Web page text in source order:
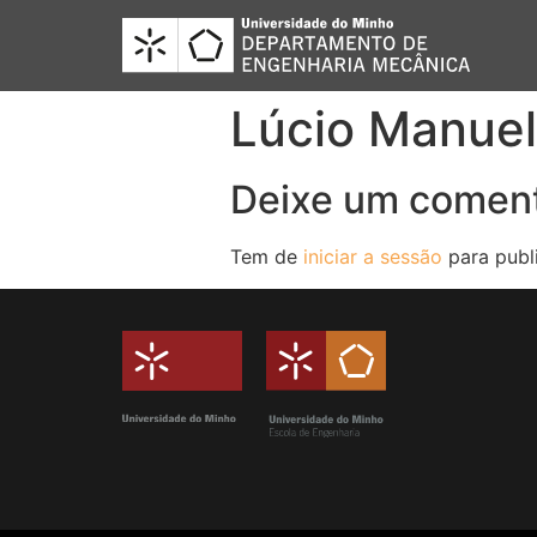
Lúcio
Deixe um
Tem de iniciar a sessão para